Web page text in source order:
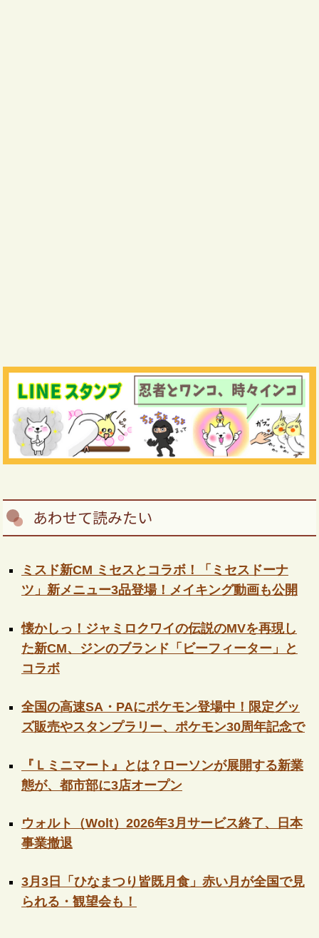
あわせて読みたい
ミスド新CM ミセスとコラボ！「ミセスドーナ
ツ」新メニュー3品登場！メイキング動画も公開
懐かしっ！ジャミロクワイの伝説のMVを再現し
た新CM、ジンのブランド「ビーフィーター」と
コラボ
全国の高速SA・PAにポケモン登場中！限定グッ
ズ販売やスタンプラリー、ポケモン30周年記念で
『Ｌミニマート』とは？ローソンが展開する新業
態が、都市部に3店オープン
ウォルト（Wolt）2026年3月サービス終了、日本
事業撤退
3月3日「ひなまつり皆既月食」赤い月が全国で見
られる・観望会も！